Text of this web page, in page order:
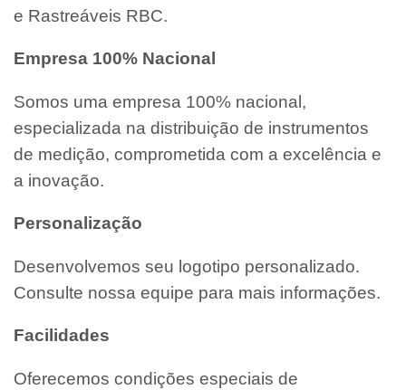
e Rastreáveis RBC.
Empresa 100% Nacional
Somos uma empresa 100% nacional,
especializada na distribuição de instrumentos
de medição, comprometida com a excelência e
a inovação.
Personalização
Desenvolvemos seu logotipo personalizado.
Consulte nossa equipe para mais informações.
Facilidades
Oferecemos condições especiais de